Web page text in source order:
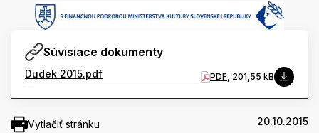
Súvisiace dokumenty
Dudek 2015.pdf PDF , 201,55 kB
Vytlačiť stránku 20.10.2015